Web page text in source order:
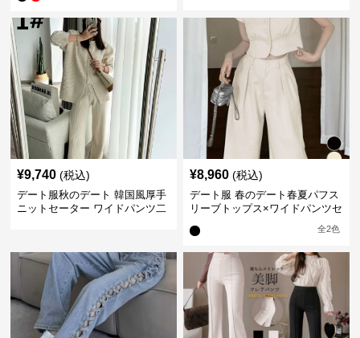
¥9,740 (税込)
デート服秋のデート 韓国風厚手
ニットセーター ワイドパンツ二
¥8,960 (税込)
デート服 春のデート春夏パフス
リーブトップス×ワイドパンツセ
全2色